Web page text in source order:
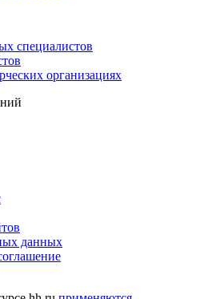
специалистов
организациях
данных